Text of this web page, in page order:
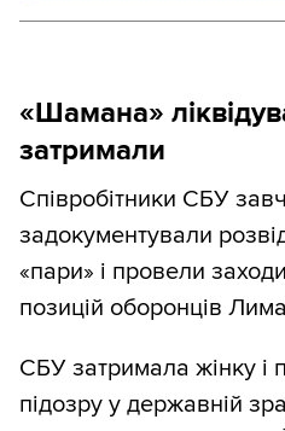
«Шамана»
затримали
Співробітники СБУ
задокументували
«пари» і провели
позицій оборонців
СБУ затримала жінку і
підозру у державній